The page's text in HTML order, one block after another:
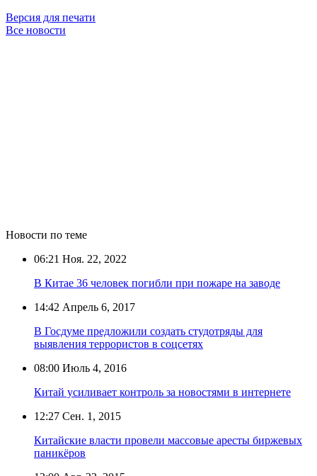
Версия для печати
Все новости
Новости по теме
06:21 Ноя. 22, 2022
В Китае 36 человек погибли при пожаре на заводе
14:42 Апрель 6, 2017
В Госдуме предложили создать студотряды для
выявления террористов в соцсетях
08:00 Июль 4, 2016
Китай усиливает контроль за новостями в интернете
12:27 Сен. 1, 2015
Китайские власти провели массовые аресты биржевых
паникёров